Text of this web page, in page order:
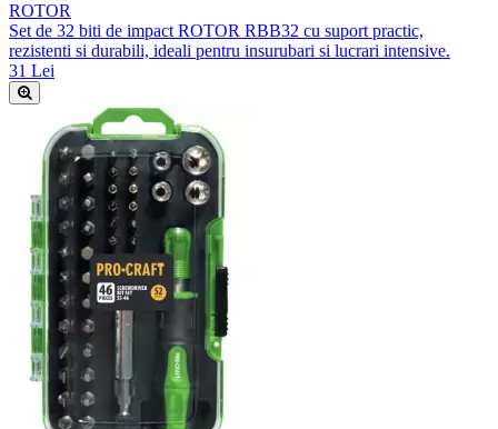
ROTOR
Set de 32 biti de impact ROTOR RBB32 cu suport practic,
rezistenti si durabili, ideali pentru insurubari si lucrari intensive.
31 Lei